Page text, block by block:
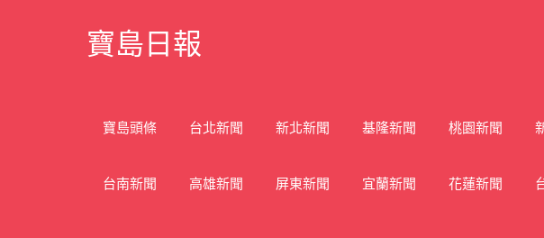
寶島日報
寶島頭條 台北新聞 新北新聞 基隆新聞 桃園新聞
台南新聞 高雄新聞 屏東新聞 宜蘭新聞 花蓮新聞